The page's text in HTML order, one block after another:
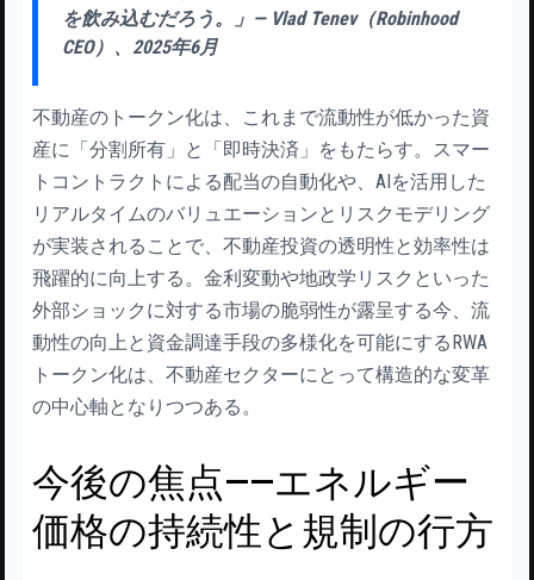
を飲み込むだろう。」— Vlad Tenev（Robinhood
CEO）、2025年6月
不動産のトークン化は、これまで流動性が低かった資
産に「分割所有」と「即時決済」をもたらす。スマー
トコントラクトによる配当の自動化や、AIを活用した
リアルタイムのバリュエーションとリスクモデリング
が実装されることで、不動産投資の透明性と効率性は
飛躍的に向上する。金利変動や地政学リスクといった
外部ショックに対する市場の脆弱性が露呈する今、流
動性の向上と資金調達手段の多様化を可能にするRWA
トークン化は、不動産セクターにとって構造的な変革
の中心軸となりつつある。
今後の焦点——エネルギー
価格の持続性と規制の行方